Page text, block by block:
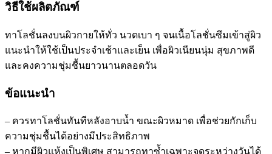
วิธีใช้ผลิตภัณฑ์
ทาโลชั่นลงบนผิวกายให้ทั่ว นวดเบา ๆ จนเนื้อโลชั่นซึมเข้าสู่ผิว
แนะนำให้ใช้เป็นประจำเช้าและเย็น เพื่อผิวเนียนนุ่ม สุขภาพดี
และคงความชุ่มชื้นยาวนานตลอดวัน
ข้อแนะนำ
– ควรทาโลชั่นทันทีหลังอาบน้ำ ขณะผิวหมาด เพื่อช่วยกักเก็บ
ความชุ่มชื้นได้อย่างมีประสิทธิภาพ
– หากมีผิวแห้งเป็นพิเศษ สามารถทาซ้ำเฉพาะจุดระหว่างวันได้